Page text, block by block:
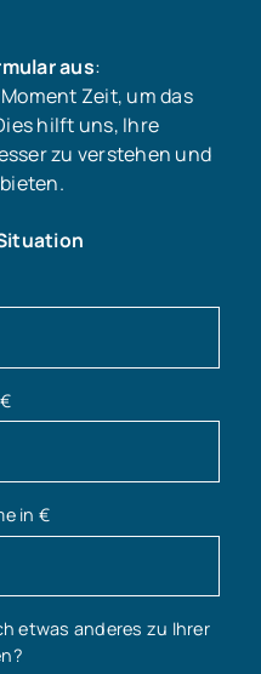
aus:
Zeit, um das
hilft uns, Ihre
zu verstehen und
in €
etwas anderes zu Ihrer